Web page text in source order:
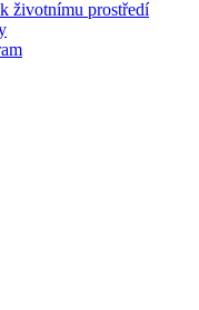
životnímu prostředí